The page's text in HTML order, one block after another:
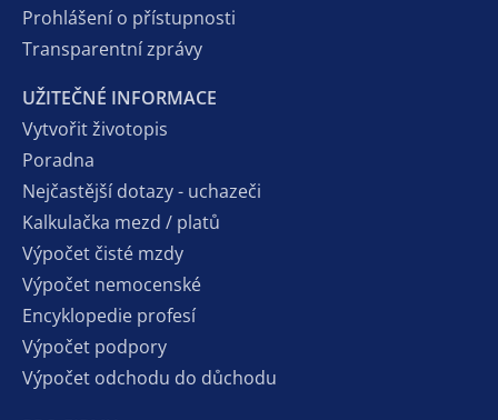
Prohlášení o přístupnosti
Transparentní zprávy
UŽITEČNÉ INFORMACE
Vytvořit životopis
Poradna
Nejčastější dotazy - uchazeči
Kalkulačka mezd / platů
Výpočet čisté mzdy
Výpočet nemocenské
Encyklopedie profesí
Výpočet podpory
Výpočet odchodu do důchodu